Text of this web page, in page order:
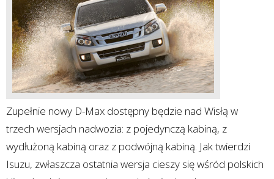
Zupełnie nowy D-Max dostępny będzie nad Wisłą w
trzech wersjach nadwozia: z pojedynczą kabiną, z
wydłużoną kabiną oraz z podwójną kabiną. Jak twierdzi
Isuzu, zwłaszcza ostatnia wersja cieszy się wśród polskich